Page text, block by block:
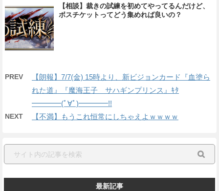
【相談】裁きの試練を初めてやってるんだけど、
ボスチケットってどう集めれば良いの？
PREV
【朗報】7/7(金) 15時より、新ビジョンカード『血塗ら
れた道』『魔海王子 サハギンプリンス』ｷﾀ
━━━━(ﾟ∀ﾟ)━━━━!!
NEXT 【不満】もうこれ恒常にしちゃえよｗｗｗｗ
最新記事